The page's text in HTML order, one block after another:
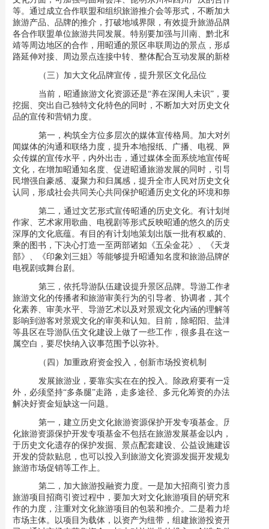
等。通过成立合作联盟和组织旅游推介会等形式，不断加大对相同
旅游产品、品牌的推介，打破地域界限，有效提升旅游品牌，促进
各合作联盟单位旅游共同发展。特别要加强与川南、黔北和云南曲
靖等周边地区的合作，用昭通的景区串联周边的景点，形成临近线
路延伸对接、周边景点连接中转、整体配合互动发展的新格局。
（三）加大文化品牌宣传，提升景区文化品位
当前，昭通旅游文化资源还是“养在深闺人未识”，要在深入
挖掘、突出自己独特文化特色的同时，不断加大对历史文化旅游产
品的宣传和营销力度。
第一，构筑全方位多层次的媒体宣传格局。 加大对外界新
闻媒体的沟通和联络力度，提升本地报纸、广播、电视、网络等大
众传媒的宣传水平，内外出击，通过媒体全面系统地宣传昭通历史
文化，在增加昭通知名度、促进昭通旅游发展的同时，引导昭通人
民增强自豪感、凝聚力和归属感，提升全市人民对历史文化保护的
认同，形成社会共同关心共同保护昭通历史文化的环境和氛围。
第二，通过文艺形式宣传昭通的历史文化。 有计划地组织
作家、艺术家用歌曲、电视剧等形式反映昭通的悠久的历史文化和
深厚的文化底蕴。有目的有计划地策划出版一批有权威的、质量上
乘的图书，下决心打造一至两部诸如《五朵金花》、《天龙八
部》、《印象刘三姐》等能够提升昭通知名度和旅游品牌的电影、
电视剧或舞台剧。
第三，依托导游队伍建设提升景区品牌。 导游工作者作为
旅游文化的传播者和旅游审美行为的引导者、协调者，其个人的文
化素养、审美水平、导游艺术以及对景观文化内涵的理解等，直接
影响到游客对景观文化的审美和认知。目前，除昭阳、盐津、威信
等县区在导游队伍文化建设上做了一些工作，很多县在这一方面尚
属空白，要尽快纳入议事范围予以弥补。
（四）加重政府资金投入，创新市场投资机制
发展旅游业，要靠实实在在的投入。除政府要有一定投入
外，必须坚持“多条腿”走路，走多途径、多元化筹资的办法，切实
解决好资金短缺这一问题。
第一，建立历史文化旅游资源保护开发专项基金。
历史文
化旅游资源保护开发专项基金不包括在旅游发展基金以内，主要用
于历史文化遗存的保护发掘、景点配套建设、公益设施建设和项目
开发的贷款贴息，也可以投入到旅游文化资源发掘开发规划编制和
旅游市场促销等工作上。
第二，加大旅游投融资力度。 一是加大招商引资力度，在
旅游项目招商引资过程中，要加大对文化旅游项目的研究和储备工
作的力度，注重对文化旅游项目的包装和推介。二是着力培育旅游
市场主体。以项目为载体，以资产为纽带，组建旅游投资开发公